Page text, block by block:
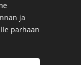
ja
parhaan